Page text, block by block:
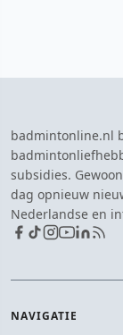
badmintonline.nl
subsidies.
dag opnieuw
Nederlandse en
NAVIGATIE